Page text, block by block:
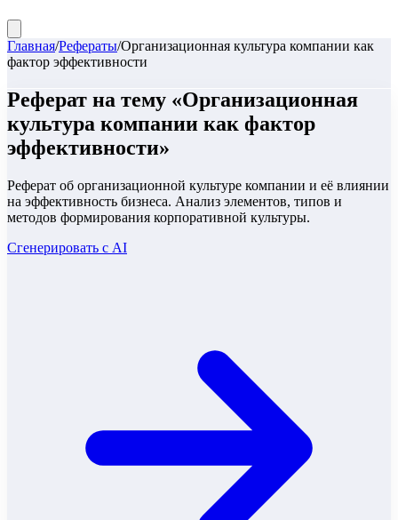
Главная/Рефераты/Организационная культура компании как
фактор эффективности
Реферат на тему «Организационная
культура компании как фактор
эффективности»
Реферат об организационной культуре компании и её влиянии
на эффективность бизнеса. Анализ элементов, типов и
методов формирования корпоративной культуры.
Сгенерировать с AI